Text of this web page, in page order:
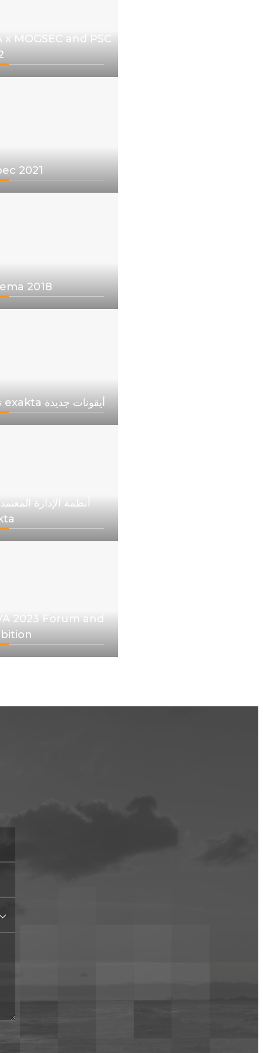
x MOGSEC and PSC
2021
2018
تطلق exakta أيقونات جديدة
أنظمة الإدارة
2023 Forum and